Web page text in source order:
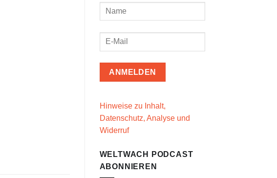
Hinweise zu Inhalt,
Datenschutz, Analyse und
Widerruf
WELTWACH PODCAST
ABONNIEREN